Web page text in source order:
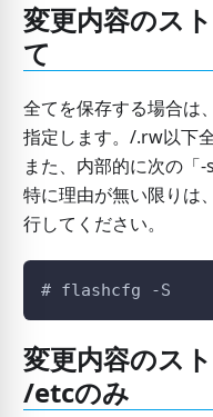
変更内容のス
て
全てを保存する場合は
指定します。/.rw以下
また、内部的に次の「-
特に理由が無い限りは
行してください。
# flashcfg -S
変更内容のス
/etcのみ